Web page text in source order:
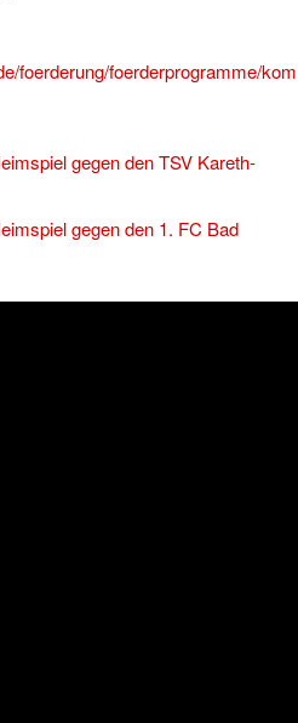
foerderung/foerderprogramme/
gegen den TSV Kareth-
gegen den 1. FC Bad